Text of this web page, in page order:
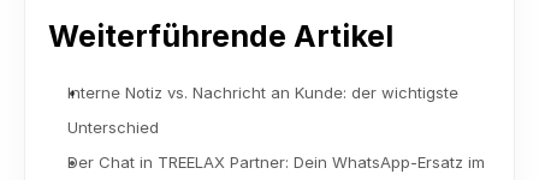
Weiterführende Artikel
Interne Notiz vs. Nachricht an Kunde: der wichtigste
Unterschied
Der Chat in TREELAX Partner: Dein WhatsApp-Ersatz im